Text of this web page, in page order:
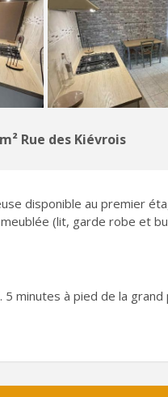
Rue des Kiévrois
disponible au premier
(lit, garde robe et
minutes à pied de la